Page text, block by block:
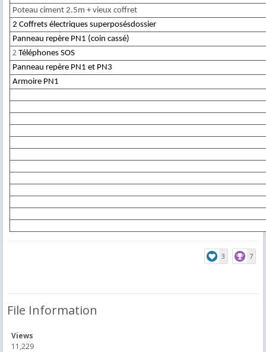
Poteau ciment 2.5m + vieux coffret
2 Coffrets électriques superposésdossier
Panneau repère PN1 (coin cassé)
2Téléphones SOS
Panneau repère PN1 et PN3
Armoire PN1
3 7
File Information
Views
11,229